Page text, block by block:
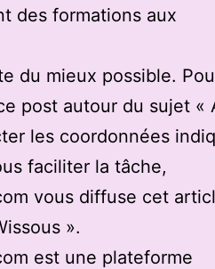
des formations aux
du mieux possible.
post autour du sujet «
les coordonnées
faciliter la tâche,
vous diffuse cet
».
est une plateforme